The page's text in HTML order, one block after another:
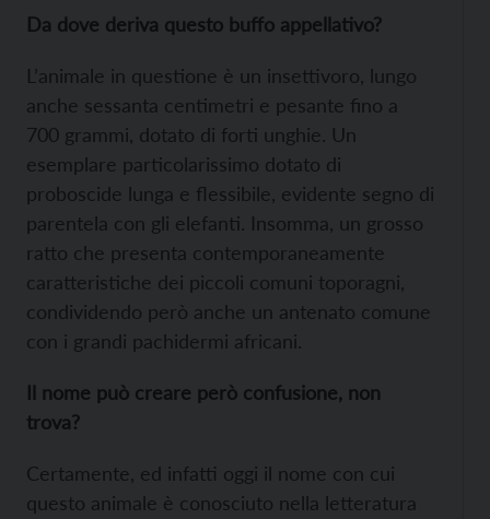
Da dove deriva questo buffo appellativo?
L’animale in questione è un insettivoro, lungo
anche sessanta centimetri e pesante fino a
700 grammi, dotato di forti unghie. Un
esemplare particolarissimo dotato di
proboscide lunga e flessibile, evidente segno di
parentela con gli elefanti. Insomma, un grosso
ratto che presenta contemporaneamente
caratteristiche dei piccoli comuni toporagni,
condividendo però anche un antenato comune
con i grandi pachidermi africani.
Il nome può creare però confusione, non
trova?
Certamente, ed infatti oggi il nome con cui
questo animale è conosciuto nella letteratura